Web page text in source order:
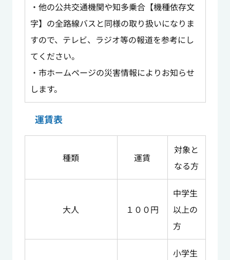
・他の公共交通機関や知多乗合【機種依存文
字】の全路線バスと同様の取り扱いになりま
すので、テレビ、ラジオ等の報道を参考にし
てください。
・市ホームページの災害情報によりお知らせ
します。
運賃表
種類 運賃
対象と
なる方
大人 １００円
中学生
以上の
方
小学生